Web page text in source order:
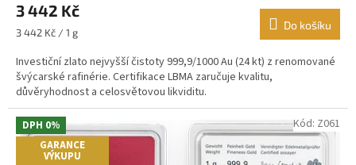
produktu
je
4,3
z
5
hvězdiček.
3 442 Kč
Měrná
3 442 Kč / 1 g
Do košíku
Investiční zlato nejvyšší čistoty 999,9/1000 Au (24 kt) z renomované
švýcarské rafinérie. Certifikace LBMA zaručuje kvalitu,
důvěryhodnost a celosvětovou likviditu.
DPH 0%
GARANCE
VÝKUPU
Kód: Z061